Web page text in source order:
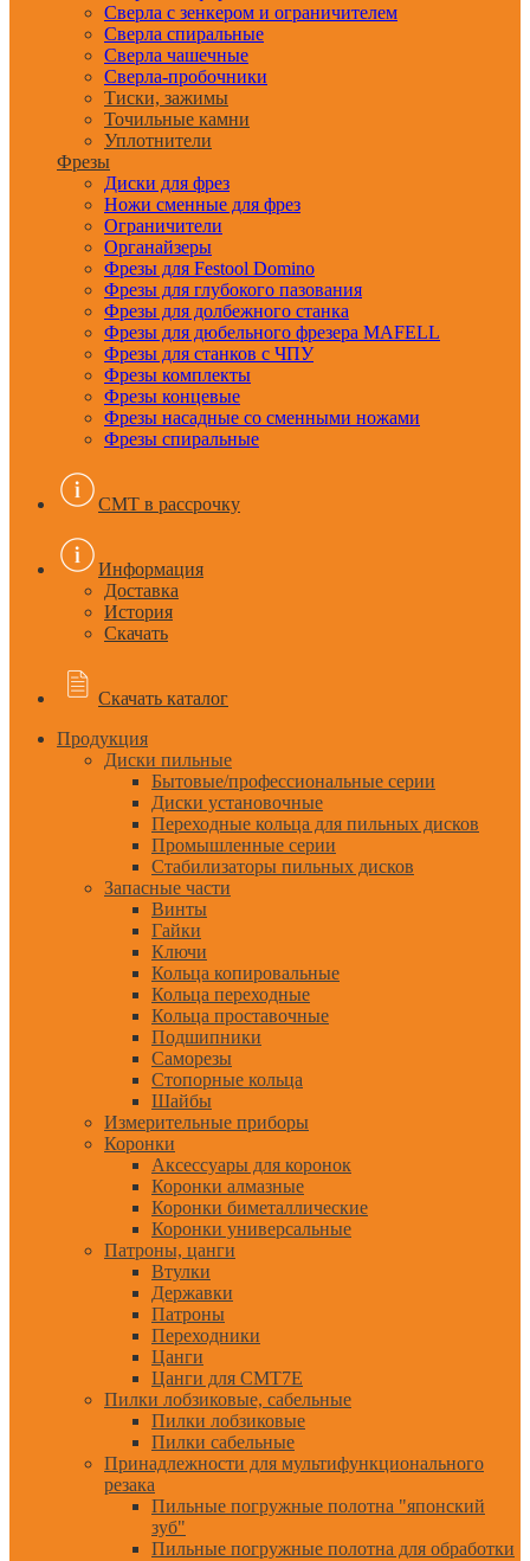
Сверла с зенкером и ограничителем
Сверла спиральные
Сверла чашечные
Сверла-пробочники
Тиски, зажимы
Точильные камни
Уплотнители
Фрезы
Диски для фрез
Ножи сменные для фрез
Ограничители
Органайзеры
Фрезы для Festool Domino
Фрезы для глубокого пазования
Фрезы для долбежного станка
Фрезы для дюбельного фрезера MAFELL
Фрезы для станков с ЧПУ
Фрезы комплекты
Фрезы концевые
Фрезы насадные со сменными ножами
Фрезы спиральные
CMT в рассрочку
Информация
Доставка
История
Скачать
Скачать каталог
Продукция
Диски пильные
Бытовые/профессиональные серии
Диски установочные
Переходные кольца для пильных дисков
Промышленные серии
Стабилизаторы пильных дисков
Запасные части
Винты
Гайки
Ключи
Кольца копировальные
Кольца переходные
Кольца проставочные
Подшипники
Саморезы
Стопорные кольца
Шайбы
Измерительные приборы
Коронки
Аксессуары для коронок
Коронки алмазные
Коронки биметаллические
Коронки универсальные
Патроны, цанги
Втулки
Державки
Патроны
Переходники
Цанги
Цанги для CMT7E
Пилки лобзиковые, сабельные
Пилки лобзиковые
Пилки сабельные
Принадлежности для мультифункционального
резака
Пильные погружные полотна "японский
зуб"
Пильные погружные полотна для обработки